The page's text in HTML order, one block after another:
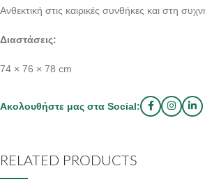
Ανθεκτική στις καιρικές συνθήκες και στη
Διαστάσεις:
74 × 76 × 78 cm
Ακολουθήστε μας στα Social:
RELATED PRODUCTS